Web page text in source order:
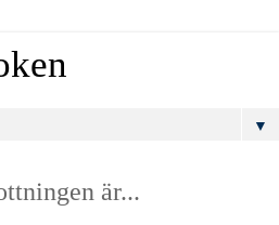
▼
är...